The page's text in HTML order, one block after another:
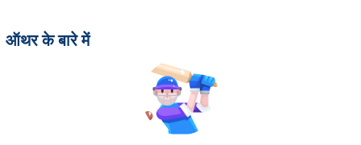
ऑथर के बारे में